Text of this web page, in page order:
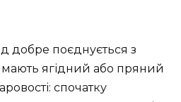
добре поєднується з
ягідний або пряний
спочатку